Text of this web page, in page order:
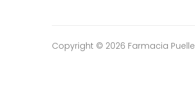
Copyright © 2026 Farmacia